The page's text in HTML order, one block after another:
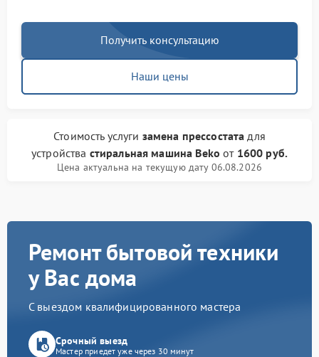
Получить консультацию
Наши цены
Стоимость услуги замена прессостата для
устройства стиральная машина Beko от 1600 руб.
Цена актуальна на текущую дату 06.08.2026
Ремонт бытовой техники
у Вас дома
С выездом квалифицированного мастера
Срочный выезд
Мастер приедет уже через 30 минут